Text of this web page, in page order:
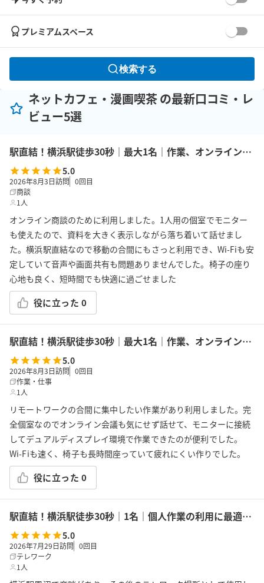
プレミアムスペース
検索する
ネットカフェ・漫画喫茶 の最新口コミ・レ
ビュー5選
駅直結！横浜駅徒歩30秒｜最大1名｜作業、オンラインMTGの利用に最適！エキニア横浜｜5階ハマポート「オンラインルーム02」
5.0
2026年8月3日訪問 0回目
商談
1人
オンライン商談のために利用しました。1人用の個室でモニター
も使えたので、資料を大きく表示しながら落ち着いて話せまし
た。横浜駅直結なので移動の合間にもさっと利用でき、Wi-Fiも安
定していて音声や画面共有も問題ありませんでした。椅子の座り
心地も良く、短時間でも快適に過ごせました
役に立った 0
駅直結！横浜駅徒歩30秒｜最大1名｜作業、オンラインMTGの利用に最適！エキニア横浜｜5階ハマポート「オンラインルーム01」
5.0
2026年8月3日訪問 0回目
作業・仕事
1人
リモートワークの合間に集中したい作業があり利用しました。完
全個室なのでオンライン会議も気にせず話せて、モニターに接続
してデュアルディスプレイ環境で作業できたのが便利でした。
Wi-Fiも速く、椅子も長時間座っていて疲れにくい作りでした。
役に立った 0
駅直結！横浜駅徒歩30秒｜1名｜個人作業の利用に最適！エキニア横浜｜5階ハマポート「コワーキングスペース」B
5.0
2026年7月29日訪問 0回目
テレワーク
1人